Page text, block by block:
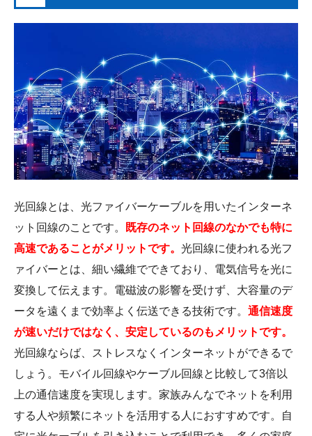
光回線とは、光ファイバーケーブルを用いたインターネ
ット回線のことです。
既存のネット回線のなかでも特に
高速であることがメリットです。 光回線に使われる光フ
ァイバーとは、細い繊維でできており、電気信号を光に
変換して伝えます。電磁波の影響を受けず、大容量のデ
ータを遠くまで効率よく伝送できる技術です。 通信速度
が速いだけではなく、安定しているのもメリットです。
光回線ならば、ストレスなくインターネットができるで
しょう。モバイル回線やケーブル回線と比較して3倍以
上の通信速度を実現します。家族みんなでネットを利用
する人や頻繁にネットを活用する人におすすめです。自